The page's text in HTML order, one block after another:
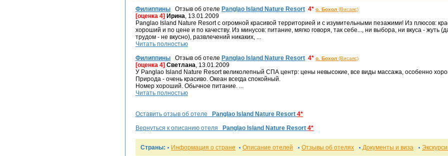
Филиппины Отзыв об отеле Panglao Island Nature Resort 4* о. Бохол (Висаяс)
[оценка 4] Ирина, 13.01.2009
Panglao Island Nature Resort с огромной красивой территорией и с изумительными пезажими! Из плюсов:
хороший и по цене и по качеству. Из минусов: питание, мягко говоря, так себе..., ни выбора, ни вкуса - жуть
трудом - не вкусно), развлечений никаких, ...
Читать полностью
Филиппины Отзыв об отеле Panglao Island Nature Resort 4* о. Бохол (Висаяс)
[оценка 4] Светлана, 13.01.2009
У Panglao Island Nature Resort великолепный СПА центр: цены невысокие, все виды массажа, особенно
Природа - очень красиво. Океан всегда спокойный.
Номер хороший. Обычное питание. ...
Читать полностью
Оставить отзыв об отеле Panglao Island Nature Resort 4*
Вернуться к описанию отеля
Panglao Island Nature Resort 4*
Страны: Информация о стране Описание отелей Отзывы об отелях Документы и виза